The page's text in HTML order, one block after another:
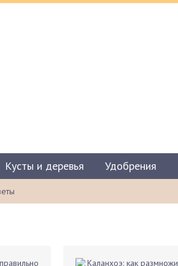
Кусты и деревья Удобрения